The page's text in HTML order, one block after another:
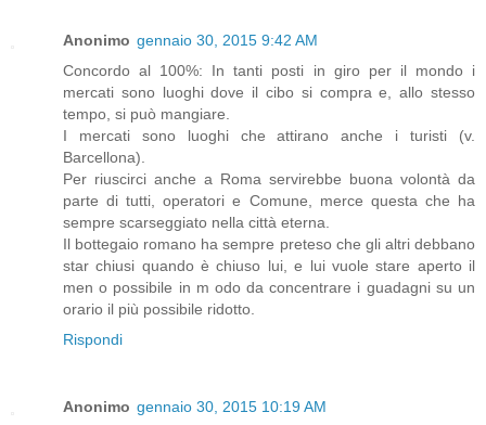
Anonimo gennaio 30, 2015 9:42 AM
Concordo al 100%: In tanti posti in giro per il mondo i
mercati sono luoghi dove il cibo si compra e, allo stesso
tempo, si può mangiare.
I mercati sono luoghi che attirano anche i turisti (v.
Barcellona).
Per riuscirci anche a Roma servirebbe buona volontà da
parte di tutti, operatori e Comune, merce questa che ha
sempre scarseggiato nella città eterna.
Il bottegaio romano ha sempre preteso che gli altri debbano
star chiusi quando è chiuso lui, e lui vuole stare aperto il
men o possibile in m odo da concentrare i guadagni su un
orario il più possibile ridotto.
Rispondi
Anonimo gennaio 30, 2015 10:19 AM